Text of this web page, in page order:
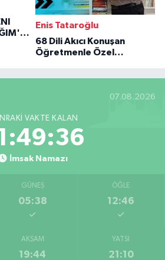
Enis Tataroğlu
68 Dili Akıcı Konuşan
Öğretmenle Özel
07.08.2026
VAKTE KALAN
İmsak Namazı
GÜNEŞ
05:38
ÖĞLE
12:46
AKŞAM
19:44
YATSI
21:10